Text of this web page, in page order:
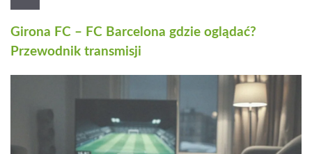
Girona FC – FC Barcelona gdzie oglądać?
Przewodnik transmisji